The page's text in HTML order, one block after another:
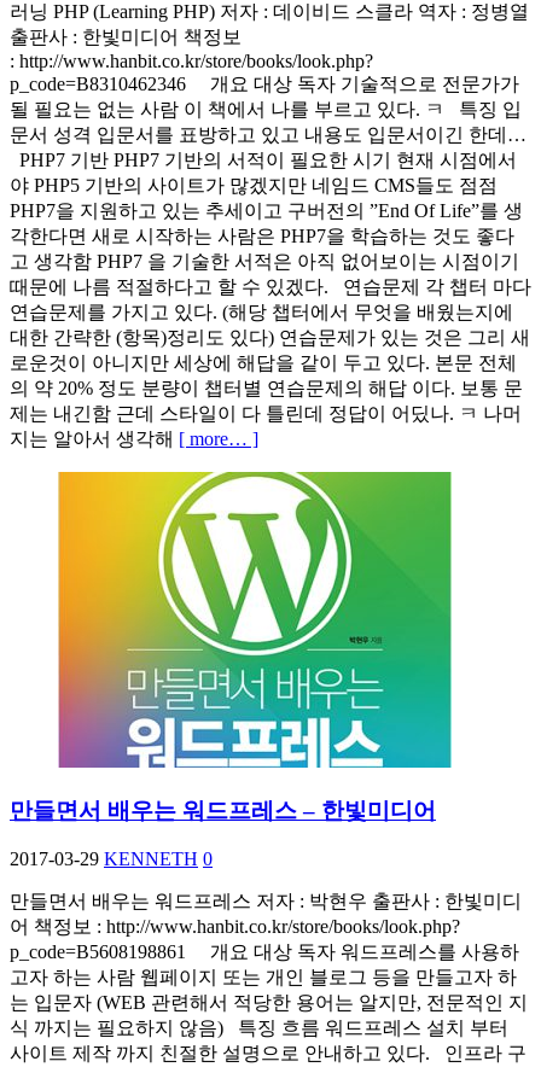
러닝 PHP (Learning PHP) 저자 : 데이비드 스클라 역자 : 정병열
출판사 : 한빛미디어 책정보
: http://www.hanbit.co.kr/store/books/look.php?
p_code=B8310462346 개요 대상 독자 기술적으로 전문가가
될 필요는 없는 사람 이 책에서 나를 부르고 있다. ㅋ 특징 입
문서 성격 입문서를 표방하고 있고 내용도 입문서이긴 한데…
PHP7 기반 PHP7 기반의 서적이 필요한 시기 현재 시점에서
야 PHP5 기반의 사이트가 많겠지만 네임드 CMS들도 점점
PHP7을 지원하고 있는 추세이고 구버전의 ”End Of Life”를 생
각한다면 새로 시작하는 사람은 PHP7을 학습하는 것도 좋다
고 생각함 PHP7 을 기술한 서적은 아직 없어보이는 시점이기
때문에 나름 적절하다고 할 수 있겠다. 연습문제 각 챕터 마다
연습문제를 가지고 있다. (해당 챕터에서 무엇을 배웠는지에
대한 간략한 (항목)정리도 있다) 연습문제가 있는 것은 그리 새
로운것이 아니지만 세상에 해답을 같이 두고 있다. 본문 전체
의 약 20% 정도 분량이 챕터별 연습문제의 해답 이다. 보통 문
제는 내긴함 근데 스타일이 다 틀린데 정답이 어딨나. ㅋ 나머
지는 알아서 생각해 [ more… ]
만들면서 배우는 워드프레스 – 한빛미디어
2017-03-29 KENNETH 0
만들면서 배우는 워드프레스 저자 : 박현우 출판사 : 한빛미디
어 책정보 : http://www.hanbit.co.kr/store/books/look.php?
p_code=B5608198861 개요 대상 독자 워드프레스를 사용하
고자 하는 사람 웹페이지 또는 개인 블로그 등을 만들고자 하
는 입문자 (WEB 관련해서 적당한 용어는 알지만, 전문적인 지
식 까지는 필요하지 않음) 특징 흐름 워드프레스 설치 부터
사이트 제작 까지 친절한 설명으로 안내하고 있다. 인프라 구